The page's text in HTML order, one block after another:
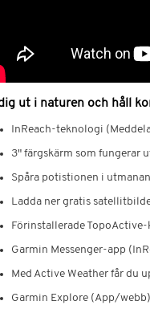
ut i naturen och håll
InReach-teknologi
3" färgskärm som fungerar
Spåra potistionen i
Ladda ner gratis
Förinstallerade
Garmin Messenger-app
Med Active Weather får du
Garmin Explore (App/